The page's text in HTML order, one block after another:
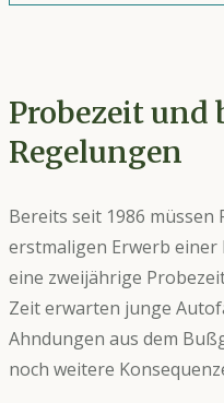
Probezeit und
Regelungen
Bereits seit 1986 müssen
erstmaligen Erwerb einer
eine zweijährige
Zeit erwarten junge
Ahndungen aus dem
noch weitere